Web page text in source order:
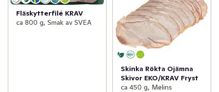
Fläskytterfilé KRAV
ca 800 g, Smak av SVEA
Skinka Rökta Ojämna
Skivor EKO/KRAV Fryst
ca 450 g, Melins